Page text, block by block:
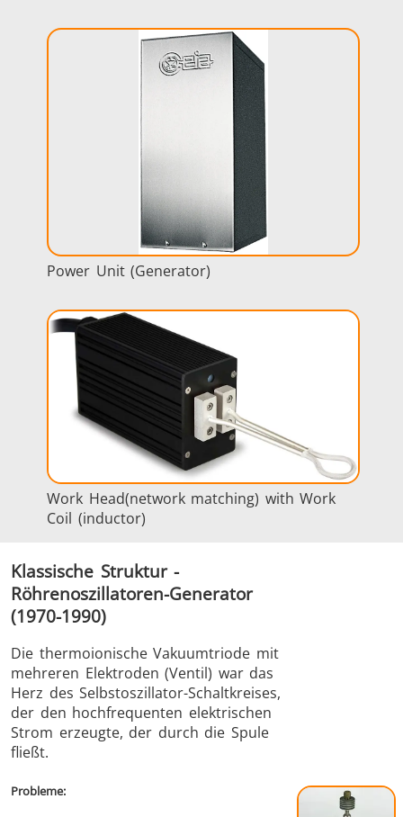
Power Unit (Generator)
Work Head(network matching) with Work
Coil (inductor)
Klassische Struktur -
Röhrenoszillatoren-Generator
(1970-1990)
Die thermoionische Vakuumtriode mit
mehreren Elektroden (Ventil) war das
Herz des Selbstoszillator-Schaltkreises,
der den hochfrequenten elektrischen
Strom erzeugte, der durch die Spule
fließt.
Probleme: